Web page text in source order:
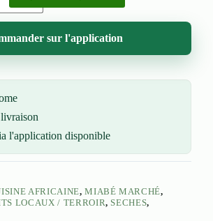
sur l'application
l'application disponible
AFRICAINE,MIABÉ MARCHÉ,
LOCAUX / TERROIR, SECHES,